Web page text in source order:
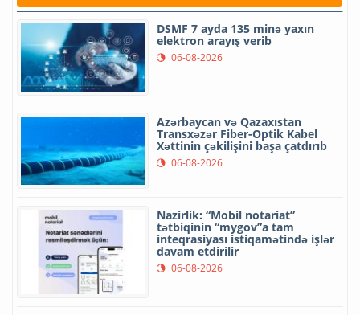
DSMF 7 ayda 135 minə yaxın
elektron arayış verib
06-08-2026
Azərbaycan və Qazaxıstan
Transxəzər Fiber-Optik Kabel
Xəttinin çəkilişini başa çatdırıb
06-08-2026
Nazirlik: “Mobil notariat”
tətbiqinin “mygov”a tam
inteqrasiyası istiqamətində işlər
davam etdirilir
06-08-2026